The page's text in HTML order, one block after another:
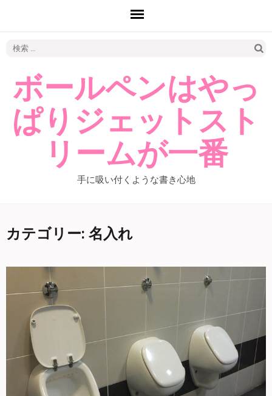
ボールペンはやっ
ぱりジェットスト
リームが一番
手に吸い付くような書き心地
カテゴリー: 名入れ